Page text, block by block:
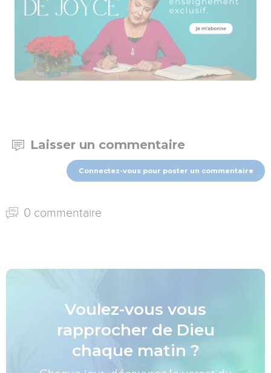
Laisser un commentaire
Connectez-vous pour poster un commentaire
0 commentaire
Voulez-vous vous
rapprocher de Dieu
chaque matin ?